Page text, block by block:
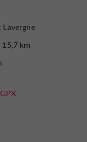
Lavergne
15,7 km